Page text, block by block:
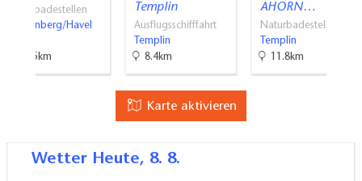
Naturbadestellen
Fürstenberg/Havel
34.5km
Templin
Ausflugsschifffahrt
Templin
8.4km
AHORN…
Naturbadestellen
Templin
11.8km
Karte aktivieren
Wetter Heute, 8. 8.